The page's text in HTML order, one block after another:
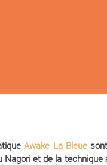
Awake La Bleuesont
et de la